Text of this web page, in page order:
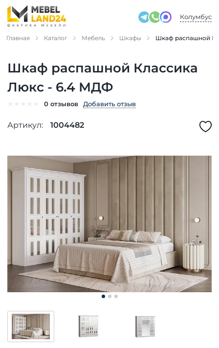
Колумбус
Главная Каталог Мебель Шкафы Шкаф распашной
Шкаф распашной Классика
Люкс - 6.4 МДФ
0 отзывов Добавить отзыв
Артикул: 1004482